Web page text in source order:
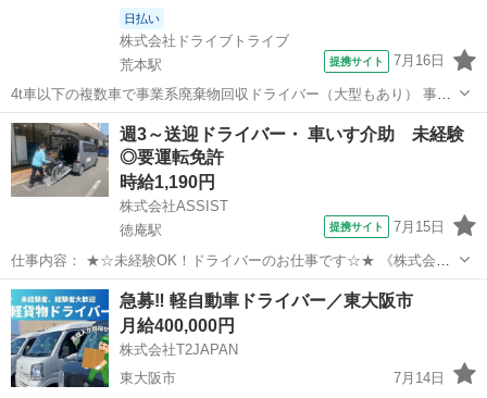
日払い
株式会社ドライブトライブ
荒本駅
提携サイト 7月16日
4t車以下の複数車で事業系廃棄物回収ドライバー（大型もあり） 事業
系廃棄物を扱う回収ドライバー業務です。 廃棄物処理を行う企業に
て、 4tアームロール車を中心とした回収業務をお任せします。 企業や
商業施設を中心に、 決ま...
大阪 東大阪市 荒本駅 ドライバー
週3～送迎ドライバー・ 車いす介助 未経験
◎要運転免許
時給1,190円
株式会社ASSIST
徳庵駅
提携サイト 7月15日
仕事内容： ★☆未経験OK！ドライバーのお仕事です☆★ 《株式会社
アシスト》は、社会福祉事業や生活に密着する総合サポート企業で
す。 今回は＜送迎ドライバー＞を募集します！ 【仕事内容】 病院外
来/デイサービスから利用者様...
大阪 東大阪市 徳庵駅 ドライバー
急募‼︎ 軽自動車ドライバー／東大阪市
月給400,000円
株式会社T2JAPAN
東大阪市
7月14日